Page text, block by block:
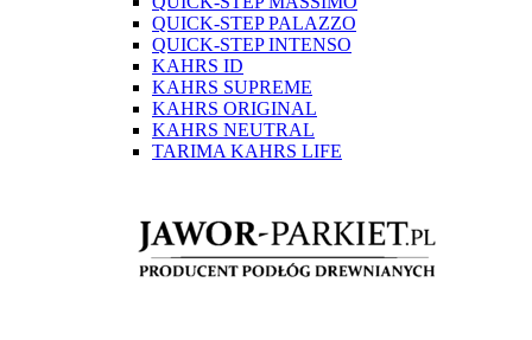
QUICK-STEP PALAZZO
QUICK-STEP INTENSO
KAHRS ID
KAHRS SUPREME
KAHRS ORIGINAL
KAHRS NEUTRAL
TARIMA KAHRS LIFE